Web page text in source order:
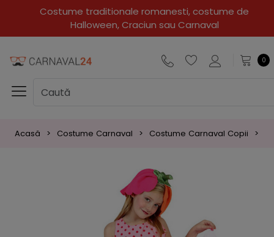
Costume traditionale romanesti, costume de
Halloween, Craciun sau Carnaval
0
Acasă Costume Carnaval Costume Carnaval Copii